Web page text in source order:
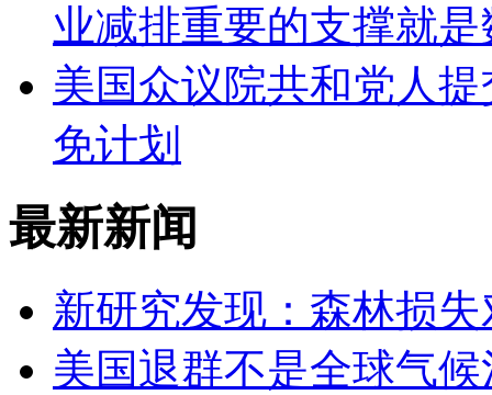
业减排重要的支撑就是
美国众议院共和党人
免计划
最新新闻
新研究发现：森林损
美国退群不是全球气